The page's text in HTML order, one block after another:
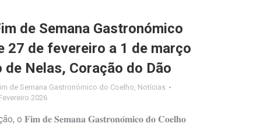
de Semana Gastronómico
27 de fevereiro a 1 de março
Nelas, Coração do Dão
de Semana Gastronómico do Coelho Notícias
2026
o 𝐅𝐢𝐦 𝐝𝐞 𝐒𝐞𝐦𝐚𝐧𝐚 𝐆𝐚𝐬𝐭𝐫𝐨𝐧𝐨́𝐦𝐢𝐜𝐨 𝐝𝐨 𝐂𝐨𝐞𝐥𝐡𝐨